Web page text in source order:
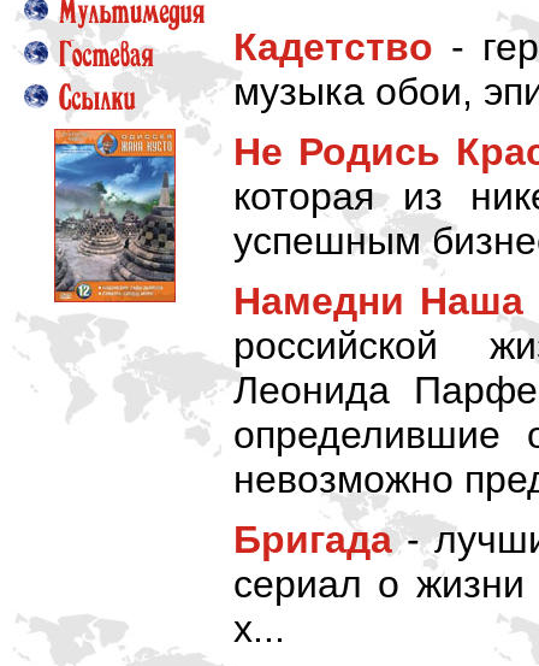
Кадетство -
музыка обои,
Не Родись
которая из
успешным
Намедни Наша
российской
Леонида
определившие
невозможно
Бригада-
сериал о жизни
х...